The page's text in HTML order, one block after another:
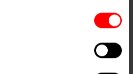
who may receive and